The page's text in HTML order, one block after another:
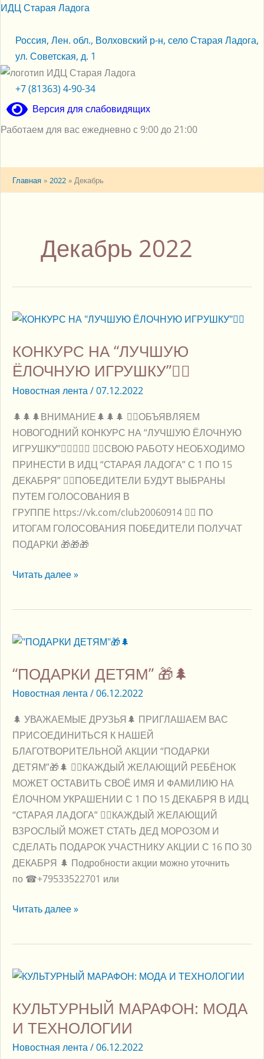
Перейти
содержимому
ИДЦ Старая Ладога
Россия, Лен. обл., Волховский р-н, село Старая Ладога,
ул. Советская, д. 1
+7 (81363) 4-90-34
Версия для слабовидящих
Работаем для вас ежедневно с 9:00 до 21:00
Главная 2022 Декабрь
Декабрь 2022
КОНКУРС НА “ЛУЧШУЮ
ЁЛОЧНУЮ ИГРУШКУ”👍🏻
Новостная лента/07.12.2022
🌲🌲🌲ВНИМАНИЕ🌲🌲🌲 👉🏻ОБЪЯВЛЯЕМ
НОВОГОДНИЙ КОНКУРС НА “ЛУЧШУЮ ЁЛОЧНУЮ
ИГРУШКУ”👍🏻🌲🌲🌲 👉🏻СВОЮ РАБОТУ НЕОБХОДИМО
ПРИНЕСТИ В ИДЦ “СТАРАЯ ЛАДОГА” С 1 ПО 15
ДЕКАБРЯ” 👉🏻ПОБЕДИТЕЛИ БУДУТ ВЫБРАНЫ
ПУТЕМ ГОЛОСОВАНИЯ В
ГРУППЕ https://vk.com/club20060914 👉🏻 ПО
ИТОГАМ ГОЛОСОВАНИЯ ПОБЕДИТЕЛИ ПОЛУЧАТ
ПОДАРКИ 🎁🎁🎁
КОНКУРС
“ЛУЧШУЮ
ЁЛОЧНУЮ
Читать далее »
“ПОДАРКИ ДЕТЯМ” 🎁🌲
Новостная лента/06.12.2022
🌲 УВАЖАЕМЫЕ ДРУЗЬЯ🌲 ПРИГЛАШАЕМ ВАС
ПРИСОЕДИНИТЬСЯ К НАШЕЙ
БЛАГОТВОРИТЕЛЬНОЙ АКЦИИ “ПОДАРКИ
ДЕТЯМ”🎁🌲 👉🏻КАЖДЫЙ ЖЕЛАЮЩИЙ РЕБЁНОК
МОЖЕТ ОСТАВИТЬ СВОЁ ИМЯ И ФАМИЛИЮ НА
ЁЛОЧНОМ УКРАШЕНИИ С 1 ПО 15 ДЕКАБРЯ В ИДЦ
“СТАРАЯ ЛАДОГА” 👉🏻КАЖДЫЙ ЖЕЛАЮЩИЙ
ВЗРОСЛЫЙ МОЖЕТ СТАТЬ ДЕД МОРОЗОМ И
СДЕЛАТЬ ПОДАРОК УЧАСТНИКУ АКЦИИ С 16 ПО 30
ДЕКАБРЯ 🌲 Подробности акции можно уточнить
по ☎+79533522701 или
“ПОДАРКИ
🎁
🌲
Читать далее »
КУЛЬТУРНЫЙ МАРАФОН: МОДА
И ТЕХНОЛОГИИ
Новостная лента/06.12.2022
КУЛЬТУРНЫЙ
МОДА
И